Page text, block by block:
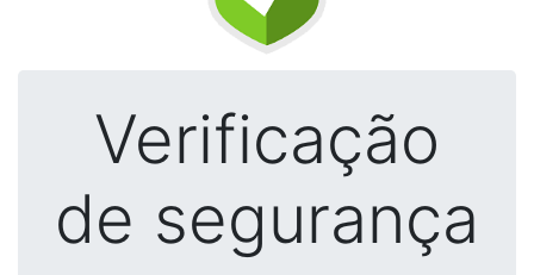
Verificação
de segurança